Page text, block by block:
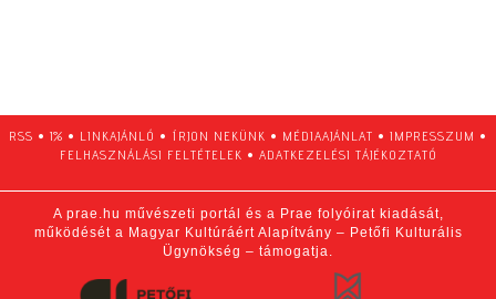
RSS • 1% • LINKAJÁNLÓ • ÍRJON NEKÜNK • MÉDIAAJÁNLAT • IMPRESSZUM •
FELHASZNÁLÁSI FELTÉTELEK • ADATKEZELÉSI TÁJÉKOZTATÓ
A prae.hu művészeti portál és a Prae folyóirat kiadását,
működését a Magyar Kultúráért Alapítvány – Petőfi Kulturális
Ügynökség – támogatja.